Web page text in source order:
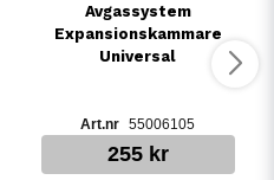
Avgassystem
Expansionskammare
Universal
55006105
255 kr